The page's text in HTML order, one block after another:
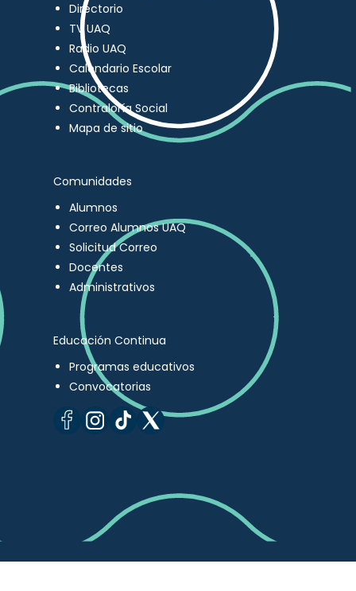
Directorio
TV UAQ
Radio UAQ
Calendario Escolar
Bibliotecas
Contraloría Social
Mapa de sitio
Comunidades
Alumnos
Correo Alumnos UAQ
Solicitud Correo
Docentes
Administrativos
Educación Continua
Programas educativos
Convocatorias